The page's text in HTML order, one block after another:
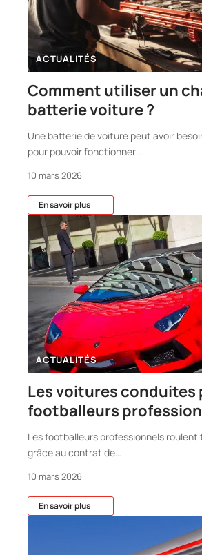
ACTUALITÉS
Comment utiliser un
batterie voiture ?
Une batterie de voiture peut avoir
pour pouvoir fonctionner…
10 mars 2026
En savoir plus
ACTUALITÉS
Les voitures conduites
footballeurs
Les footballeurs professionnels roulent
grâce au contrat de…
10 mars 2026
En savoir plus